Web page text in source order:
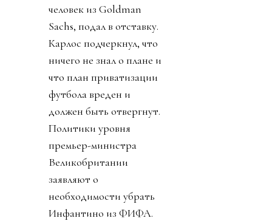
человек из Goldman
Sachs, подал в отставку.
Карлос подчеркнул, что
ничего не знал о плане и
что план приватизации
футбола вреден и
должен быть отвергнут.
Политики уровня
премьер-министра
Великобритании
заявляют о
необходимости убрать
Инфантино из ФИФА.